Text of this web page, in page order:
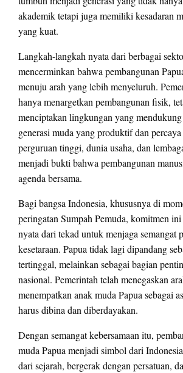
akademik tetapi juga memiliki kesadaran
yang kuat.
Langkah-langkah nyata dari berbagai
mencerminkan bahwa pembangunan
menuju arah yang lebih menyeluruh.
hanya menargetkan pembangunan fisik,
menciptakan lingkungan yang
generasi muda yang produktif dan
perguruan tinggi, dunia usaha, dan
menjadi bukti bahwa pembangunan
agenda bersama.
Bagi bangsa Indonesia, khususnya di
peringatan Sumpah Pemuda, komitmen
nyata dari tekad untuk menjaga semangat
kesetaraan. Papua tidak lagi dipandang
tertinggal, melainkan sebagai bagian
nasional. Pemerintah telah menegaskan
menempatkan anak muda Papua sebagai
harus dibina dan diberdayakan.
Dengan semangat kebersamaan itu,
muda Papua menjadi simbol dari
dari sejarah, bergerak dengan persatuan,